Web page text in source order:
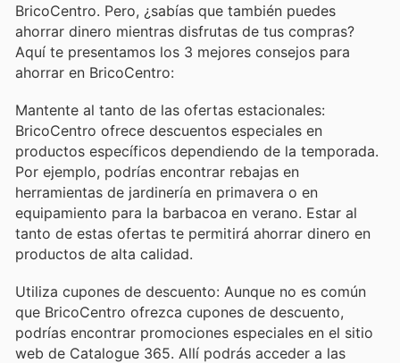
BricoCentro. Pero, ¿sabías que también puedes
ahorrar dinero mientras disfrutas de tus compras?
Aquí te presentamos los 3 mejores consejos para
ahorrar en BricoCentro:
Mantente al tanto de las ofertas estacionales:
BricoCentro ofrece descuentos especiales en
productos específicos dependiendo de la temporada.
Por ejemplo, podrías encontrar rebajas en
herramientas de jardinería en primavera o en
equipamiento para la barbacoa en verano. Estar al
tanto de estas ofertas te permitirá ahorrar dinero en
productos de alta calidad.
Utiliza cupones de descuento: Aunque no es común
que BricoCentro ofrezca cupones de descuento,
podrías encontrar promociones especiales en el sitio
web de Catalogue 365. Allí podrás acceder a las